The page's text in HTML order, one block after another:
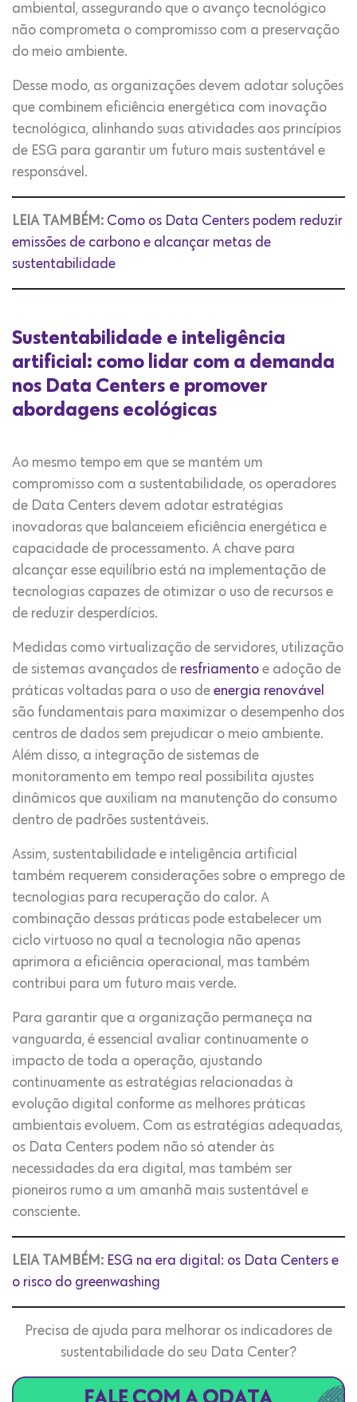
ambiental, assegurando que o avanço tecnológico
não comprometa o compromisso com a preservação
do meio ambiente.
Desse modo, as organizações devem adotar soluções
que combinem eficiência energética com inovação
tecnológica, alinhando suas atividades aos princípios
de ESG para garantir um futuro mais sustentável e
responsável.
LEIA TAMBÉM: Como os Data Centers podem reduzir
emissões de carbono e alcançar metas de
sustentabilidade
Sustentabilidade e inteligência
artificial: como lidar com a demanda
nos Data Centers e promover
abordagens ecológicas
Ao mesmo tempo em que se mantém um
compromisso com a sustentabilidade, os operadores
de Data Centers devem adotar estratégias
inovadoras que balanceiem eficiência energética e
capacidade de processamento. A chave para
alcançar esse equilíbrio está na implementação de
tecnologias capazes de otimizar o uso de recursos e
de reduzir desperdícios.
Medidas como virtualização de servidores, utilização
de sistemas avançados de resfriamento e adoção de
práticas voltadas para o uso de energia renovável
são fundamentais para maximizar o desempenho dos
centros de dados sem prejudicar o meio ambiente.
Além disso, a integração de sistemas de
monitoramento em tempo real possibilita ajustes
dinâmicos que auxiliam na manutenção do consumo
dentro de padrões sustentáveis.
Assim, sustentabilidade e inteligência artificial
também requerem considerações sobre o emprego de
tecnologias para recuperação do calor. A
combinação dessas práticas pode estabelecer um
ciclo virtuoso no qual a tecnologia não apenas
aprimora a eficiência operacional, mas também
contribui para um futuro mais verde.
Para garantir que a organização permaneça na
vanguarda, é essencial avaliar continuamente o
impacto de toda a operação, ajustando
continuamente as estratégias relacionadas à
evolução digital conforme as melhores práticas
ambientais evoluem. Com as estratégias adequadas,
os Data Centers podem não só atender às
necessidades da era digital, mas também ser
pioneiros rumo a um amanhã mais sustentável e
consciente.
LEIA TAMBÉM: ESG na era digital: os Data Centers e
o risco do greenwashing
Precisa de ajuda para melhorar os indicadores de
sustentabilidade do seu Data Center?